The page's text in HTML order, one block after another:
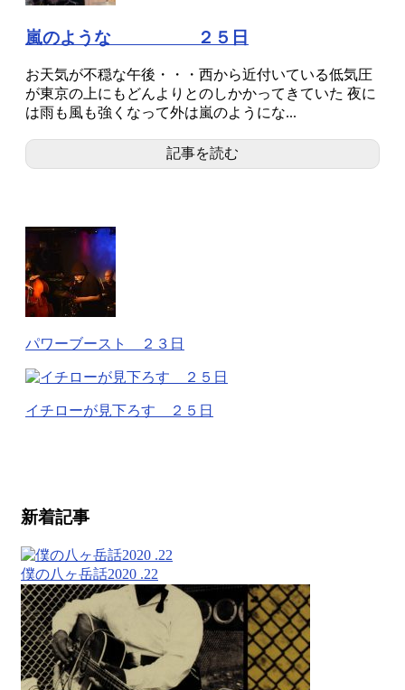
嵐のような ２５日
お天気が不穏な午後・・・西から近付いている低気圧
が東京の上にもどんよりとのしかかってきていた 夜に
は雨も風も強くなって外は嵐のようにな...
記事を読む
パワーブースト ２３日
イチローが見下ろす ２５日
新着記事
僕の八ヶ岳話2020 .22